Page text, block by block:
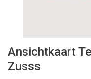
GREEN LIVING
KIDS
Ansichtkaart
Zusss